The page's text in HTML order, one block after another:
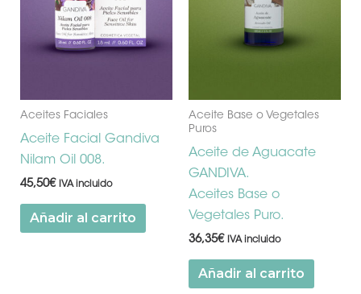
Aceites Faciales
Aceite Facial Gandiva
Nilam Oil 008.
45,50€ IVA incluido
Añadir al carrito
Aceite Base o Vegetales
Puros
Aceite de Aguacate
GANDIVA.
Aceites Base o
Vegetales Puro.
36,35€ IVA incluido
Añadir al carrito